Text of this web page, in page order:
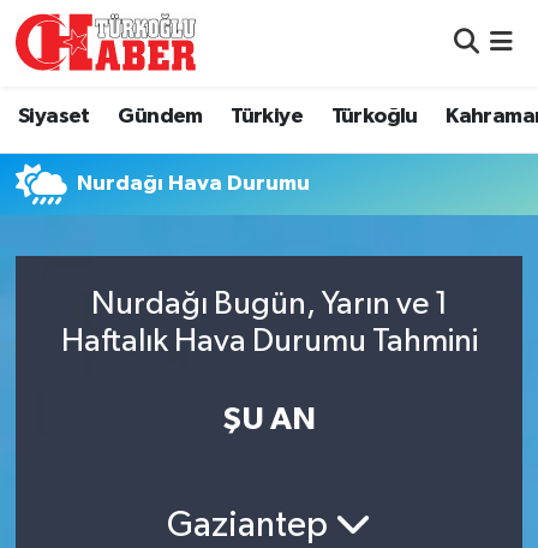
Siyaset Gündem Türkiye Türkoğlu
Nurdağı Hava Durumu
Nurdağı Bugün, Yarın ve 1
Haftalık Hava Durumu Tahmini
ŞU AN
Gaziantep
Gündem
Türkiye
Kahramanmaraş
Hava Durumu
Namaz Vakitleri
Süper Lig Puan Durumu ve Fikstür
Haber Arşivi